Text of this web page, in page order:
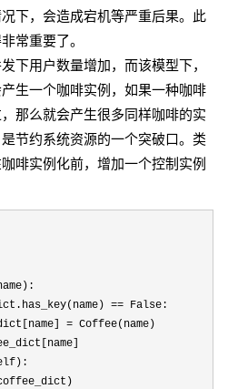
下，会造成宕机等严重后果。此
常重要了。
下用户数量增加，而该模型下，
生一个咖啡实例，如果一种咖啡
那么就会产生很多同样咖啡的实
节约系统资源的一个突破口。类
啡实例化前，增加一个控制实例
== False:
= Coffee(name)